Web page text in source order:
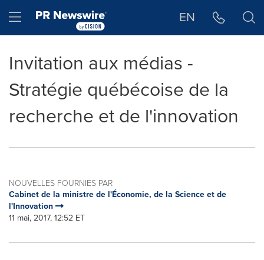
Hamburger menu EN
Invitation aux médias -
Stratégie québécoise de la
recherche et de l'innovation
NOUVELLES FOURNIES PAR
Cabinet de la ministre de l'Économie, de la Science et de
l'Innovation
11 mai, 2017, 12:52 ET